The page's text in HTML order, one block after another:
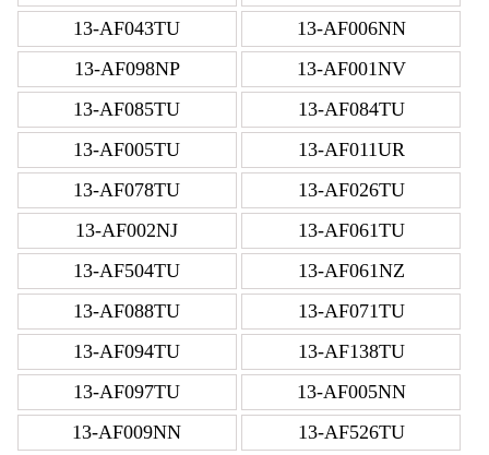
13-AF043TU
13-AF006NN
13-AF098NP
13-AF001NV
13-AF085TU
13-AF084TU
13-AF005TU
13-AF011UR
13-AF078TU
13-AF026TU
13-AF002NJ
13-AF061TU
13-AF504TU
13-AF061NZ
13-AF088TU
13-AF071TU
13-AF094TU
13-AF138TU
13-AF097TU
13-AF005NN
13-AF009NN
13-AF526TU